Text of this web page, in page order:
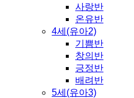
사랑반
온유반
4세(유아2)
기쁨반
창의반
긍정반
배려반
5세(유아3)